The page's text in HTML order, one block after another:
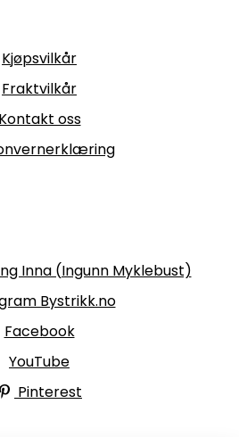
Kjøpsvilkår
Fraktvilkår
Kontakt oss
Inna (Ingunn Myklebust)
Bystrikk.no
Facebook
YouTube
Pinterest